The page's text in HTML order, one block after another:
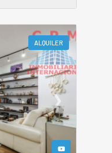
ALQUILER
❯